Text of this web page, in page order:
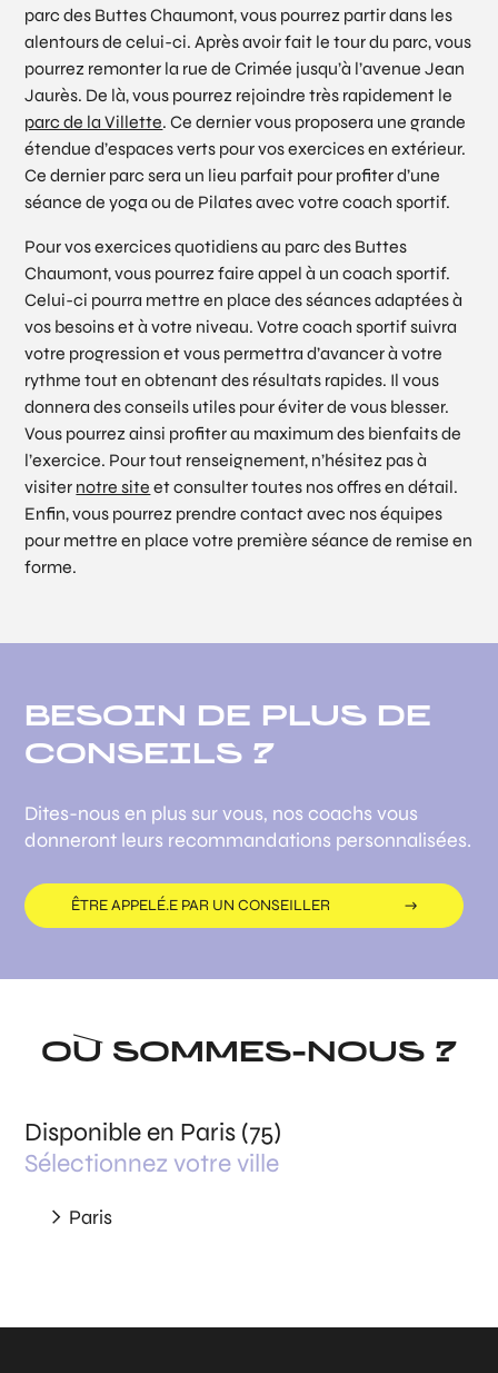
parc des Buttes Chaumont, vous pourrez partir dans les
alentours de celui-ci. Après avoir fait le tour du parc, vous
pourrez remonter la rue de Crimée jusqu’à l’avenue Jean
Jaurès. De là, vous pourrez rejoindre très rapidement le
parc de la Villette. Ce dernier vous proposera une grande
étendue d’espaces verts pour vos exercices en extérieur.
Ce dernier parc sera un lieu parfait pour profiter d’une
séance de yoga ou de Pilates avec votre coach sportif.
Pour vos exercices quotidiens au parc des Buttes
Chaumont, vous pourrez faire appel à un coach sportif.
Celui-ci pourra mettre en place des séances adaptées à
vos besoins et à votre niveau. Votre coach sportif suivra
votre progression et vous permettra d’avancer à votre
rythme tout en obtenant des résultats rapides. Il vous
donnera des conseils utiles pour éviter de vous blesser.
Vous pourrez ainsi profiter au maximum des bienfaits de
l’exercice. Pour tout renseignement, n’hésitez pas à
visiter notre site et consulter toutes nos offres en détail.
Enfin, vous pourrez prendre contact avec nos équipes
pour mettre en place votre première séance de remise en
forme.
BESOIN DE PLUS DE
CONSEILS ?
Dites-nous en plus sur vous, nos coachs vous
donneront leurs recommandations personnalisées.
ÊTRE APPELÉ.E PAR UN CONSEILLER
OÙ SOMMES-NOUS ?
Disponible en Paris (75)
Sélectionnez votre ville
Paris